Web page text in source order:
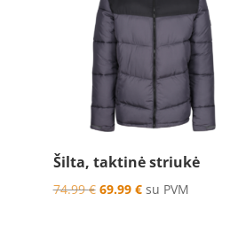
Šilta, taktinė striukė
74.99€ Original
69.99 €Current
su PVM